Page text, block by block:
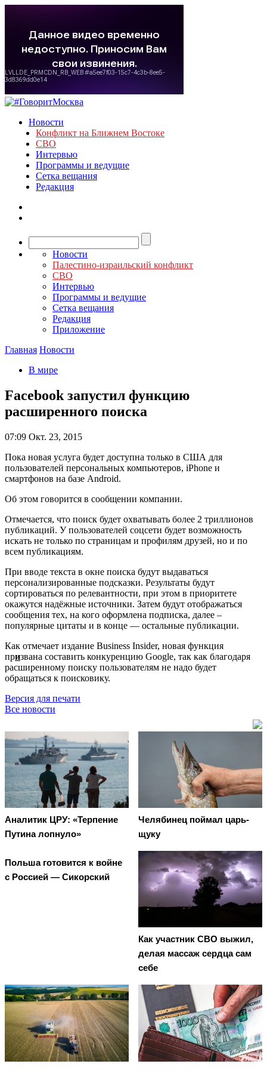
Новости
Конфликт на Ближнем Востоке
СВО
Интервью
Программы и ведущие
Сетка вещания
Редакция
Новости
Палестино-израильский конфликт
СВО
Интервью
Программы и ведущие
Сетка вещания
Редакция
Приложение
Главная Новости
В мире
Facebook запустил функцию
расширенного поиска
07:09 Окт. 23, 2015
Пока новая услуга будет доступна только в США для
пользователей персональных компьютеров, iPhone и
смартфонов на базе Android.
Об этом говорится в сообщении компании.
Отмечается, что поиск будет охватывать более 2 триллионов
публикаций. У пользователей соцсети будет возможность
искать не только по страницам и профилям друзей, но и по
всем публикациям.
При вводе текста в окне поиска будут выдаваться
персонализированные подсказки. Результаты будут
сортироваться по релевантности, при этом в приоритете
окажутся надёжные источники. Затем будут отображаться
сообщения тех, на кого оформлена подписка, далее –
популярные цитаты и в конце — остальные публикации.
Как отмечает издание Business Insider, новая функция
призвана составить конкуренцию Google, так как благодаря
расширенному поиску пользователям не надо будет
обращаться к поисковику.
Версия для печати
Все новости
Аналитик ЦРУ: «Терпение
Путина лопнуло»
Челябинец поймал царь-
щуку
Польша готовится к войне
с Россией — Сикорский
Как участник СВО выжил,
делая массаж сердца сам
себе